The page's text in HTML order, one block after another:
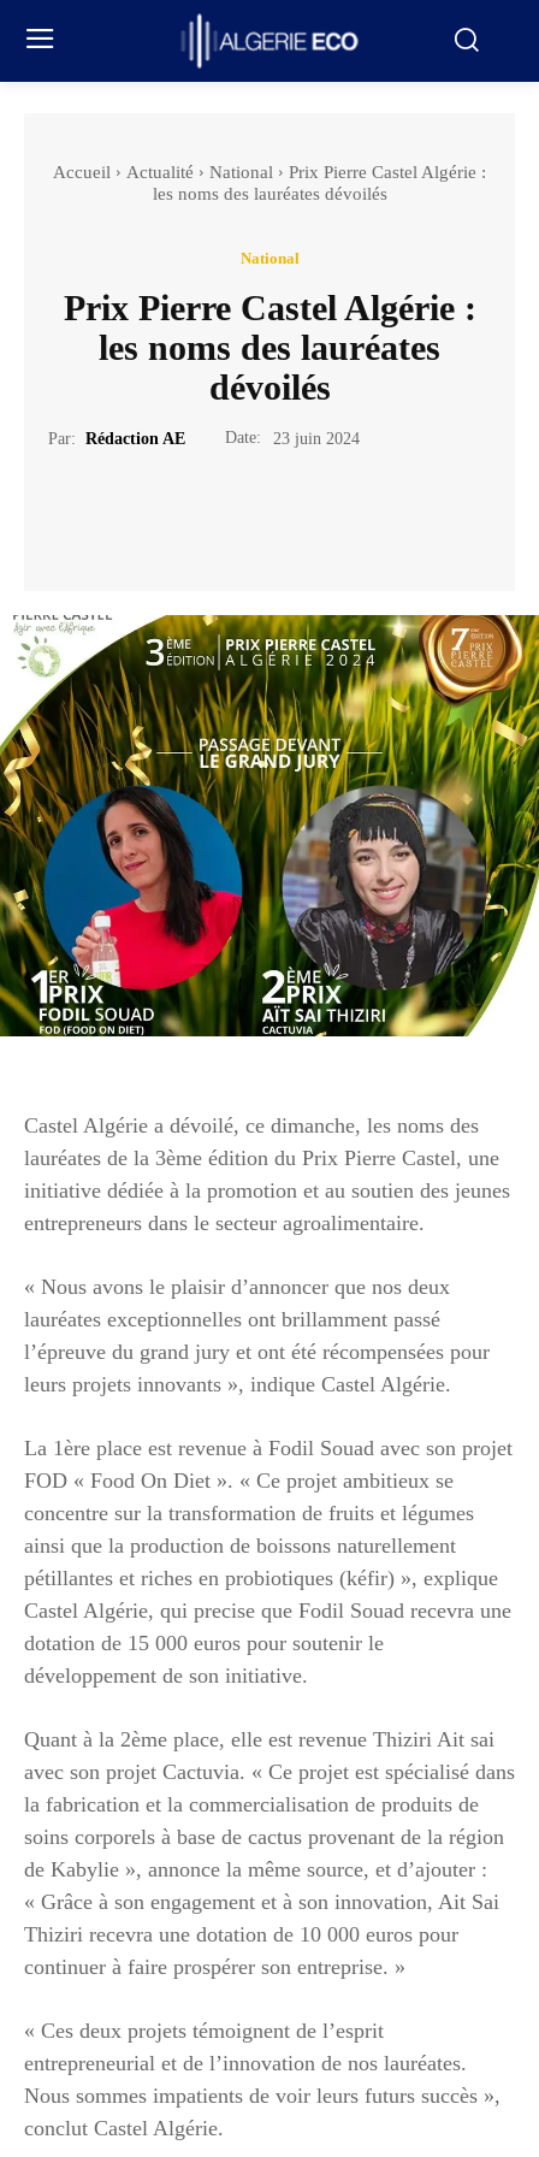
Accueil Actualité National
Prix Pierre Castel Algérie :
les noms des lauréates dévoilés
National
Prix Pierre Castel Algérie :
les noms des lauréates
dévoilés
Par: Rédaction AE Date: 23 juin 2024
Castel Algérie a dévoilé, ce dimanche, les noms des
lauréates de la 3ème édition du Prix Pierre Castel, une
initiative dédiée à la promotion et au soutien des jeunes
entrepreneurs dans le secteur agroalimentaire.
« Nous avons le plaisir d’annoncer que nos deux
lauréates exceptionnelles ont brillamment passé
l’épreuve du grand jury et ont été récompensées pour
leurs projets innovants », indique Castel Algérie.
La 1ère place est revenue à Fodil Souad avec son projet
FOD « Food On Diet ». « Ce projet ambitieux se
concentre sur la transformation de fruits et légumes
ainsi que la production de boissons naturellement
pétillantes et riches en probiotiques (kéfir) », explique
Castel Algérie, qui precise que Fodil Souad recevra une
dotation de 15 000 euros pour soutenir le
développement de son initiative.
Quant à la 2ème place, elle est revenue Thiziri Ait sai
avec son projet Cactuvia. « Ce projet est spécialisé dans
la fabrication et la commercialisation de produits de
soins corporels à base de cactus provenant de la région
de Kabylie », annonce la même source, et d’ajouter :
« Grâce à son engagement et à son innovation, Ait Sai
Thiziri recevra une dotation de 10 000 euros pour
continuer à faire prospérer son entreprise. »
« Ces deux projets témoignent de l’esprit
entrepreneurial et de l’innovation de nos lauréates.
Nous sommes impatients de voir leurs futurs succès »,
conclut Castel Algérie.